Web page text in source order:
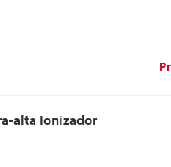
alta Ionizador